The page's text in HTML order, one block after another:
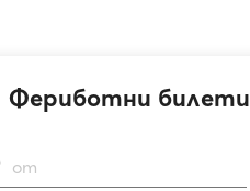
Фериботни билети
от